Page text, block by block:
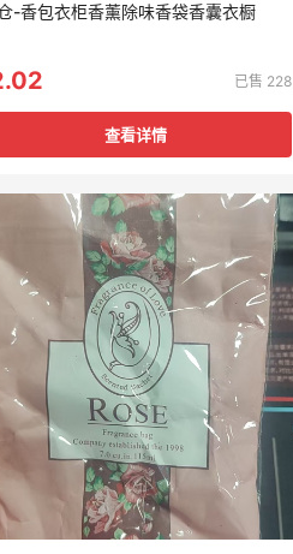
-香包衣柜香薰除味香袋香囊衣橱
已售 228
查看详情